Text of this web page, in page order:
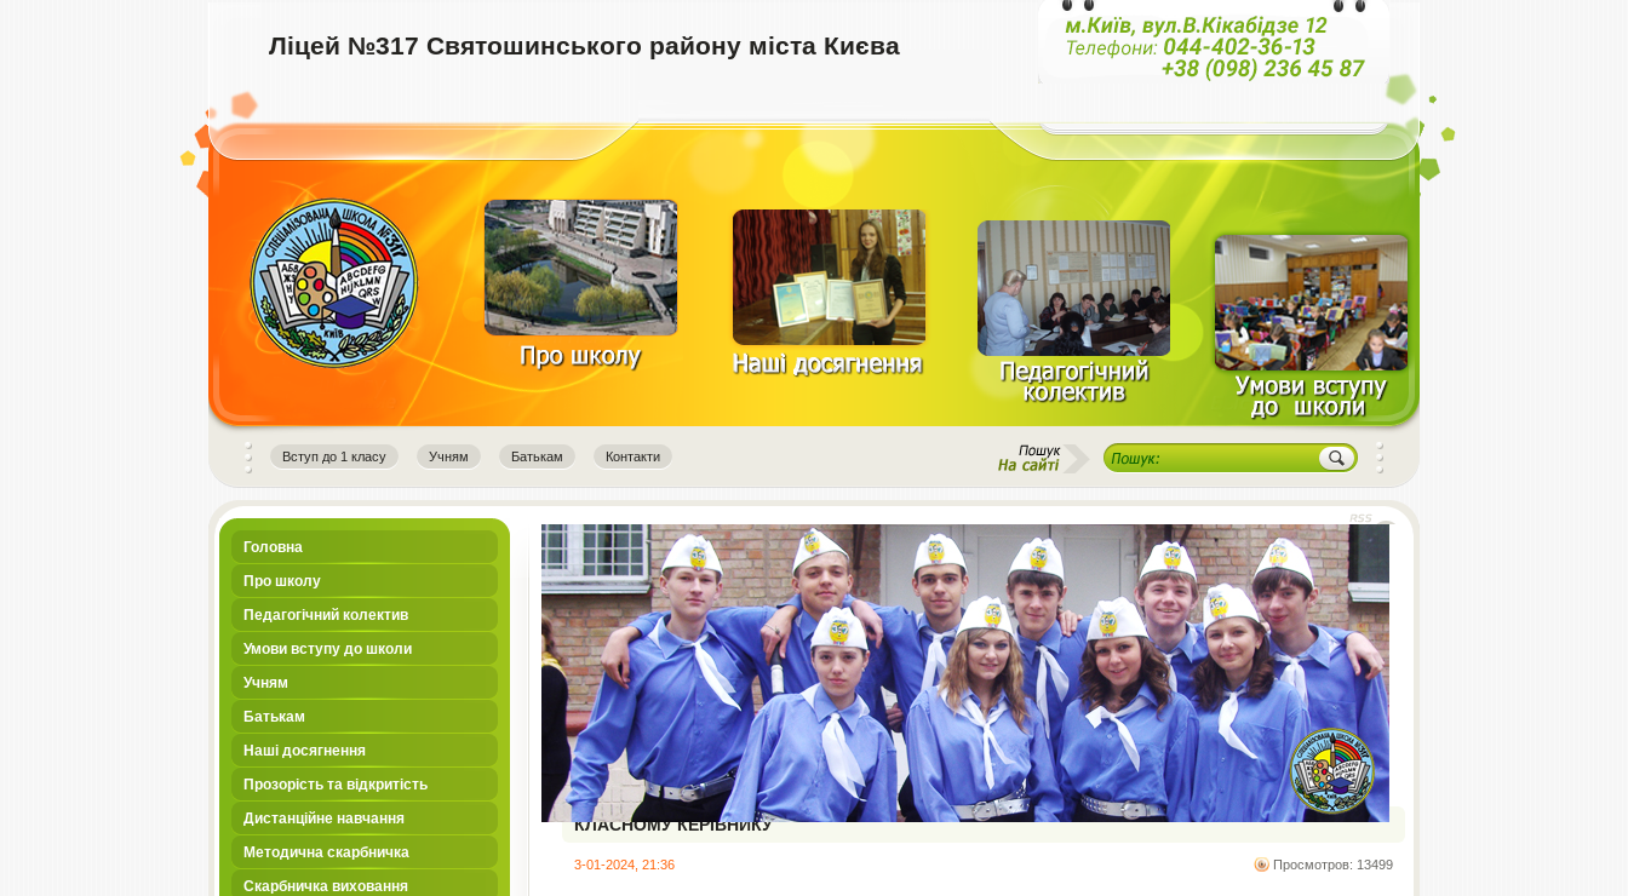
Ліцей №317 Святошинського району міста Києва
instagram downloader
Вступ до 1 класу Учням Батькам Контакти
Головна
Про школу
Педагогічний колектив
Умови вступу до школи
Учням
Батькам
Наші досягнення
Прозорість та відкритість
Дистанційне навчання
Методична скарбничка
Скарбничка виховання
КЛАСНОМУ КЕРІВНИКУ
3-01-2024, 21:36 Просмотров: 13499